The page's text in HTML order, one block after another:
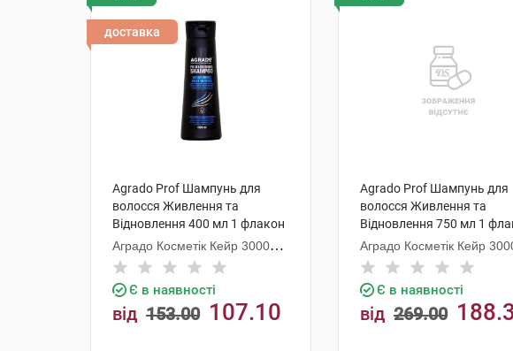
доставка
Agrado Prof Шампунь для
волосся Живлення та
Відновлення 400 мл 1 флакон
Аградо Косметік Кейр 3000
С.Л.У.
Є в наявності
від 153.00 107.10
Agrado Prof Шампунь для
волосся Живлення та
Відновлення 750 мл 1
Аградо Косметік Кейр
С.Л.У.
Є в наявності
від 269.00